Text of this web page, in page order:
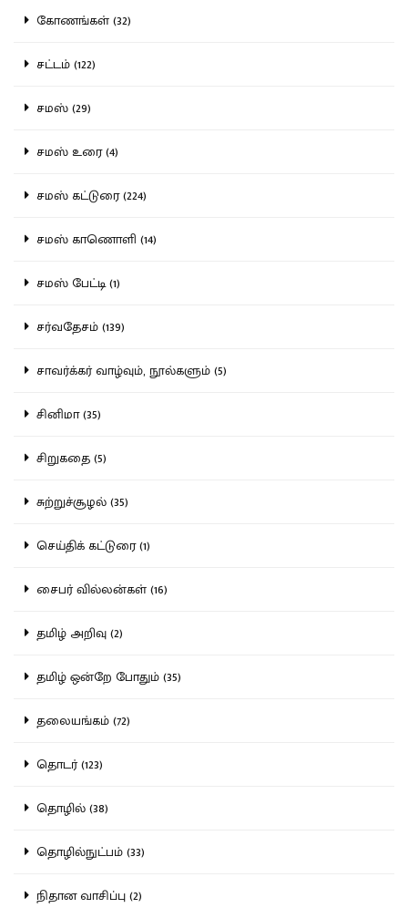
கோணங்கள் (32)
சட்டம் (122)
சமஸ் (29)
சமஸ் உரை (4)
சமஸ் கட்டுரை (224)
சமஸ் காணொளி (14)
சமஸ் பேட்டி (1)
சர்வதேசம் (139)
சாவர்க்கர் வாழ்வும், நூல்களும் (5)
சினிமா (35)
சிறுகதை (5)
சுற்றுச்சூழல் (35)
செய்திக் கட்டுரை (1)
சைபர் வில்லன்கள் (16)
தமிழ் அறிவு (2)
தமிழ் ஒன்றே போதும் (35)
தலையங்கம் (72)
தொடர் (123)
தொழில் (38)
தொழில்நுட்பம் (33)
நிதான வாசிப்பு (2)